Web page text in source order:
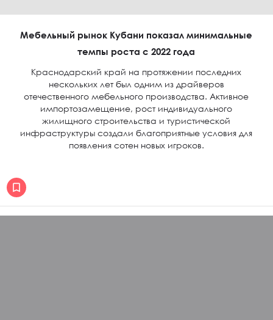
Мебельный рынок Кубани показал минимальные
темпы роста с 2022 года
Краснодарский край на протяжении последних
нескольких лет был одним из драйверов
отечественного мебельного производства. Активное
импортозамещение, рост индивидуального
жилищного строительства и туристической
инфраструктуры создали благоприятные условия для
появления сотен новых игроков.